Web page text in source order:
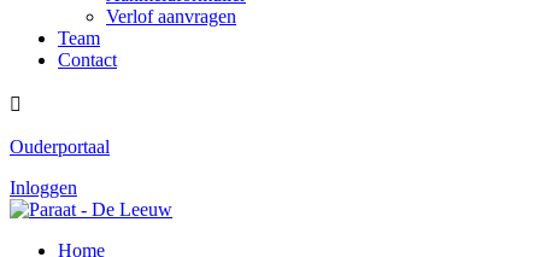
Verlof aanvragen
Team
Contact

Ouderportaal
Inloggen
Home